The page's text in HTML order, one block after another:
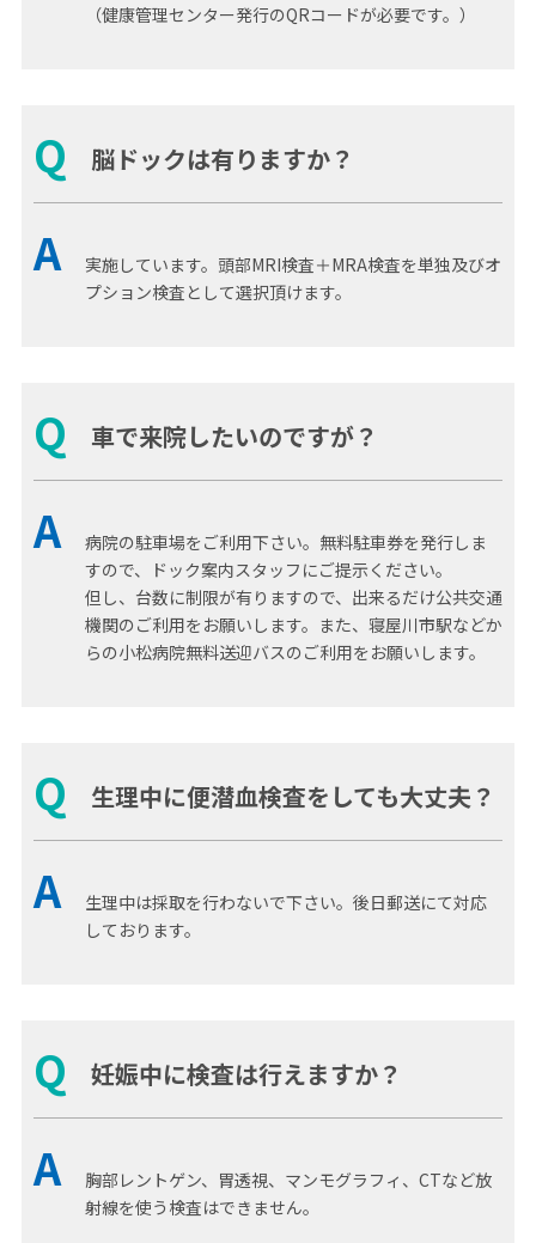
（健康管理センター発行のQRコードが必要です。）
Q 脳ドックは有りますか？
A
実施しています。頭部MRI検査＋MRA検査を単独及びオ
プション検査として選択頂けます。
Q 車で来院したいのですが？
A
病院の駐車場をご利用下さい。無料駐車券を発行しま
すので、ドック案内スタッフにご提示ください。
但し、台数に制限が有りますので、出来るだけ公共交通
機関のご利用をお願いします。また、寝屋川市駅などか
らの小松病院無料送迎バスのご利用をお願いします。
Q 生理中に便潜血検査をしても大丈夫？
A
生理中は採取を行わないで下さい。後日郵送にて対応
しております。
Q 妊娠中に検査は行えますか？
A
胸部レントゲン、胃透視、マンモグラフィ、CTなど放
射線を使う検査はできません。